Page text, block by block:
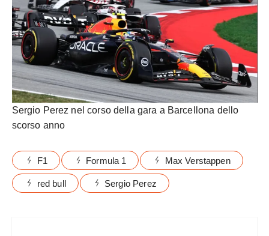
Sergio Perez nel corso della gara a Barcellona dello
scorso anno
F1 Formula 1 Max Verstappen
red bull Sergio Perez